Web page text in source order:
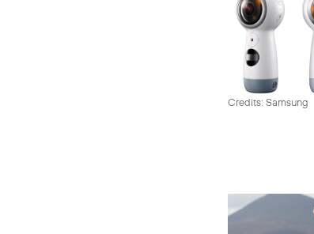
Credits: Samsung